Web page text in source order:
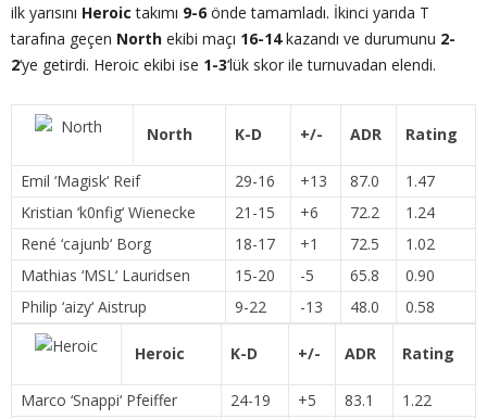
ilk yarısını Heroic takımı 9-6 önde tamamladı. İkinci yarıda T
tarafına geçen North ekibi maçı 16-14kazandı ve durumunu 2-
2‘ye getirdi. Heroic ekibi ise 1-3‘lük skor ile turnuvadan elendi.
North K-D +/- ADR Rating
Emil ‘Magisk‘ Reif 29-16 +13 87.0
1.47
Kristian ‘k0nfig‘ Wienecke 21-15 +6 72.2
1.24
René ‘cajunb‘ Borg 18-17 +1 72.5
1.02
Mathias ‘MSL ‘ Lauridsen 15-20 -5 65.8
0.90
Philip ‘aizy‘ Aistrup 9-22 -13 48.0 0.58
Heroic K-D +/- ADR Rating
Marco ‘Snappi‘ Pfeiffer 24-19 +5 83.1
1.22